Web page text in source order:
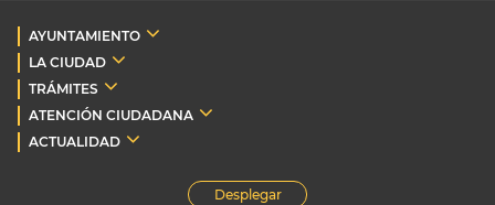
AYUNTAMIENTO
LA CIUDAD
TRÁMITES
ATENCIÓN CIUDADANA
ACTUALIDAD
Desplegar